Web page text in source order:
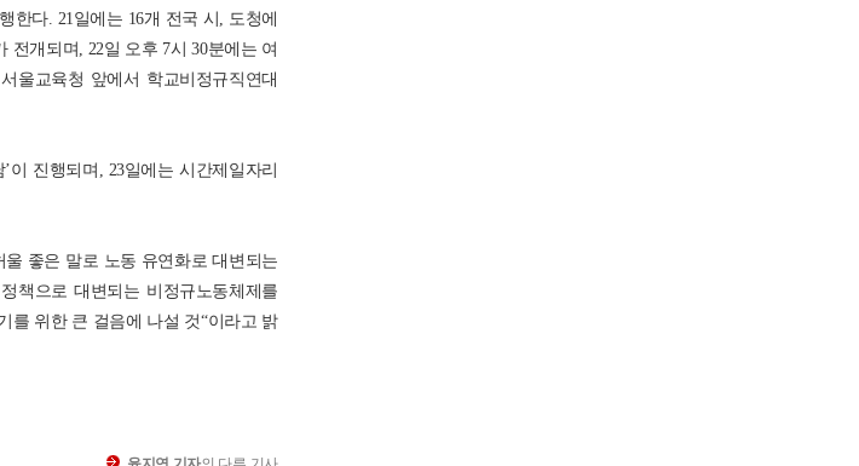
한다. 21일에는 16개 전국 시, 도청에
전개되며, 22일 오후 7시 30분에는 여
울교육청 앞에서 학교비정규직연대
이 진행되며, 23일에는 시간제일자리
좋은 말로 노동 유연화로 대변되는
책으로 대변되는 비정규노동체제를
를 위한 큰 걸음에 나설 것“이라고 밝